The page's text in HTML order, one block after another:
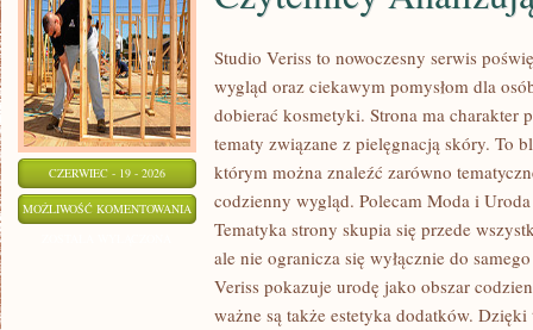
CZERWIEC - 19 - 2026
MOŻLIWOŚĆ KOMENTOWANIA CZYTELNICY
ANALIZUJĄ
Studio Veriss to nowoczesny serwis
wygląd oraz ciekawym pomysłom dla
dobierać kosmetyki. Strona ma charakter
tematy związane z pielęgnacją skóry. To
którym można znaleźć zarówno
codzienny wygląd. Polecam Moda i
Tematyka strony skupia się przede
ale nie ogranicza się wyłącznie do
Veriss pokazuje urodę jako obszar
ważne są także estetyka dodatków.